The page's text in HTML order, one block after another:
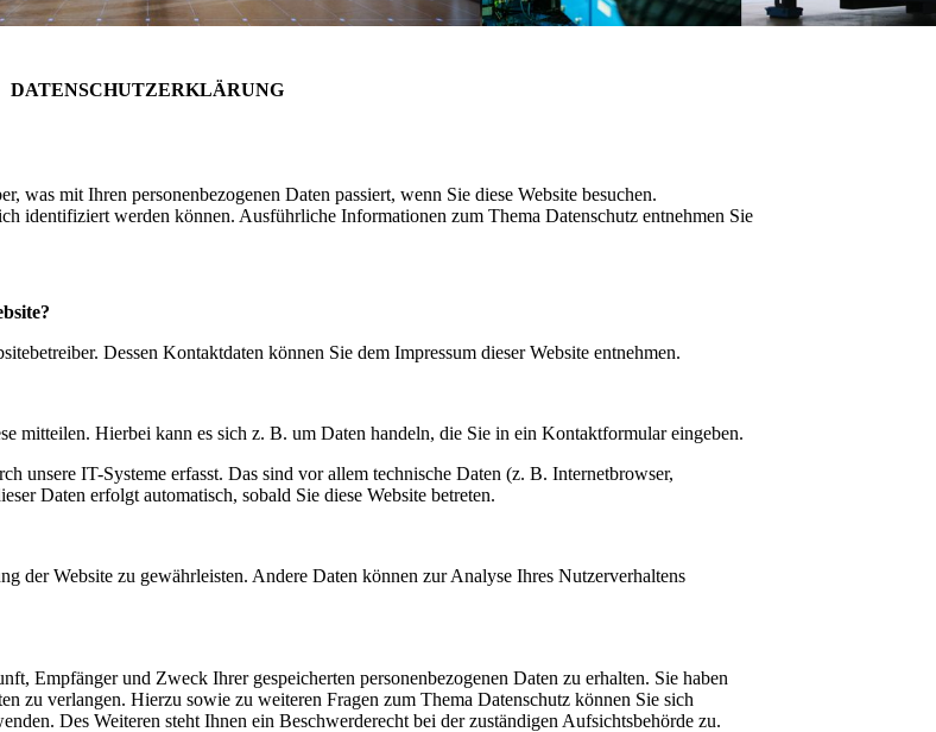
DATENSCHUTZERKLÄRUNG
was mit Ihren personenbezogenen Daten passiert, wenn Sie diese Website besuchen.
identifiziert werden können. Ausführliche Informationen zum Thema Datenschutz entnehmen Sie
Dessen Kontaktdaten können Sie dem Impressum dieser Website entnehmen.
mitteilen. Hierbei kann es sich z. B. um Daten handeln, die Sie in ein Kontaktformular eingeben.
unsere IT-Systeme erfasst. Das sind vor allem technische Daten (z. B. Internetbrowser,
Daten erfolgt automatisch, sobald Sie diese Website betreten.
der Website zu gewährleisten. Andere Daten können zur Analyse Ihres Nutzerverhaltens
Empfänger und Zweck Ihrer gespeicherten personenbezogenen Daten zu erhalten. Sie haben
zu verlangen. Hierzu sowie zu weiteren Fragen zum Thema Datenschutz können Sie sich
Des Weiteren steht Ihnen ein Beschwerderecht bei der zuständigen Aufsichtsbehörde zu.